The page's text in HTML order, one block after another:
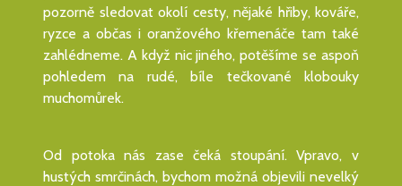
pozorně sledovat okolí cesty, nějaké hřiby, kováře,
ryzce a občas i oranžového křemenáče tam také
zahlédneme. A když nic jiného, potěšíme se aspoň
pohledem na rudé, bíle tečkované klobouky
muchomůrek.
Od potoka nás zase čeká stoupání. Vpravo, v
hustých smrčinách, bychom možná objevili nevelký